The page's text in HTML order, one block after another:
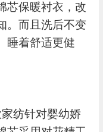
芯保暖衬衣，改
。而且洗后不变
睡着舒适更健
纺针对婴幼娇